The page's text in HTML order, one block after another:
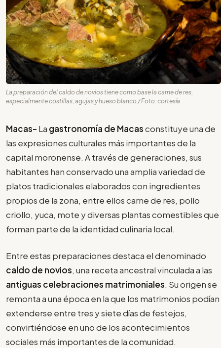
La preparación del caldo de novios tiene como base la carne de res,
especialmente costillas, agujas y hueso blanco / Foto: cortesía
Macas- La gastronomía de Macasconstituye una de
las expresiones culturales más importantes de la
capital moronense. A través de generaciones, sus
habitantes han conservado una amplia variedad de
platos tradicionales elaborados con ingredientes
propios de la zona, entre ellos carne de res, pollo
criollo, yuca, mote y diversas plantas comestibles que
forman parte de la identidad culinaria local.
Entre estas preparaciones destaca el denominado
caldo de novios, una receta ancestral vinculada a las
antiguas celebraciones matrimoniales. Su origen se
remonta a una época en la que los matrimonios podían
extenderse entre tres y siete días de festejos,
convirtiéndose en uno de los acontecimientos
sociales más importantes de la comunidad.